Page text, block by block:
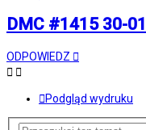
DMC #1415 30-
ODPOWIEDZ
Podgląd wydruku